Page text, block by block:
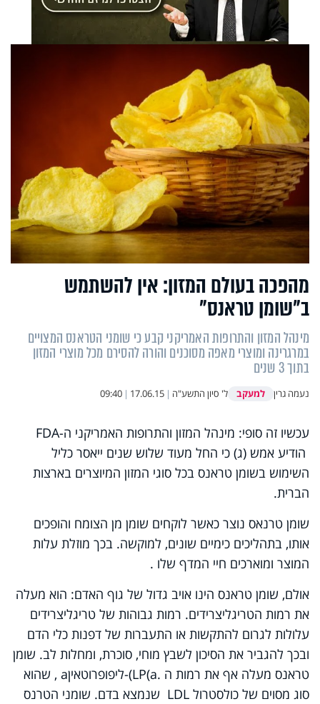
מהפכה בעולם המזון: אין להשתמש
ב"שומן טראנס"
מינהל המזון והתרופות האמריקני קבע כי שומני הטראנס המצויים
במרגרינה ומוצרי מאפה מסוכנים והורה להסירם מכל מוצרי המזון
בתוך 3 שנים
נעמה גרין למעקב ל' סיון התשע"ה |
17.06.15
|
09:40
עכשיו זה סופי: מינהל המזון והתרופות האמריקני הFDA-
הודיע אמש (ג) כי החל מעוד שלוש שנים ייאסר כליל
השימוש בשומן טראנס בכל סוגי המזון המיוצרים בארצות
הברית.
שומן טרנאס נוצר כאשר לוקחים שומן מן הצומח והופכים
אותו, בתהליכים כימיים שונים, למוקשה. בכך מוזלת עלות
המוצר ומוארכים חיי המדף שלו .
אולם, שומן טראנס הינו אויב גדול של גוף האדם: הוא מעלה
את רמות הטריגליצרידים. רמות גבוהות של טריגליצרידים
עלולות לגרום להתקשות או התעברות של דפנות כלי הדם
ובכך להגביר את הסיכון לשבץ מוחי, סוכרת, ומחלות לב. שומן
טראנס מעלה אף את רמות ה -(LP(a.ליפופרוטאיןa , שהוא
סוג מסוים של כולסטרול LDL שנמצא בדם. שומני הטרנס